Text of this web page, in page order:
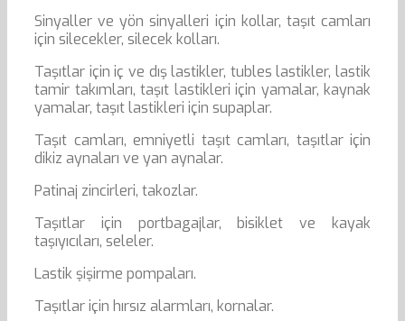
Sinyaller ve yön sinyalleri için kollar, taşıt camları
için silecekler, silecek kolları.
Taşıtlar için iç ve dış lastikler, tubles lastikler, lastik
tamir takımları, taşıt lastikleri için yamalar, kaynak
yamalar, taşıt lastikleri için supaplar.
Taşıt camları, emniyetli taşıt camları, taşıtlar için
dikiz aynaları ve yan aynalar.
Patinaj zincirleri, takozlar.
Taşıtlar için portbagajlar, bisiklet ve kayak
taşıyıcıları, seleler.
Lastik şişirme pompaları.
Taşıtlar için hırsız alarmları, kornalar.